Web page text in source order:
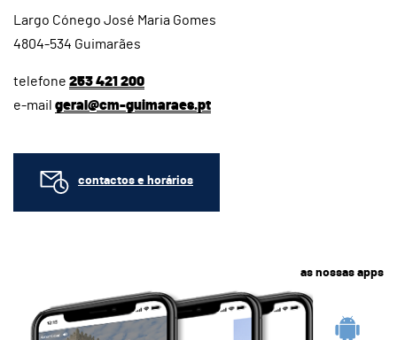
Largo Cónego José Maria Gomes
4804-534 Guimarães
telefone 253 421 200
e-mail geral@cm-guimaraes.pt
contactos e horários
as nossas apps